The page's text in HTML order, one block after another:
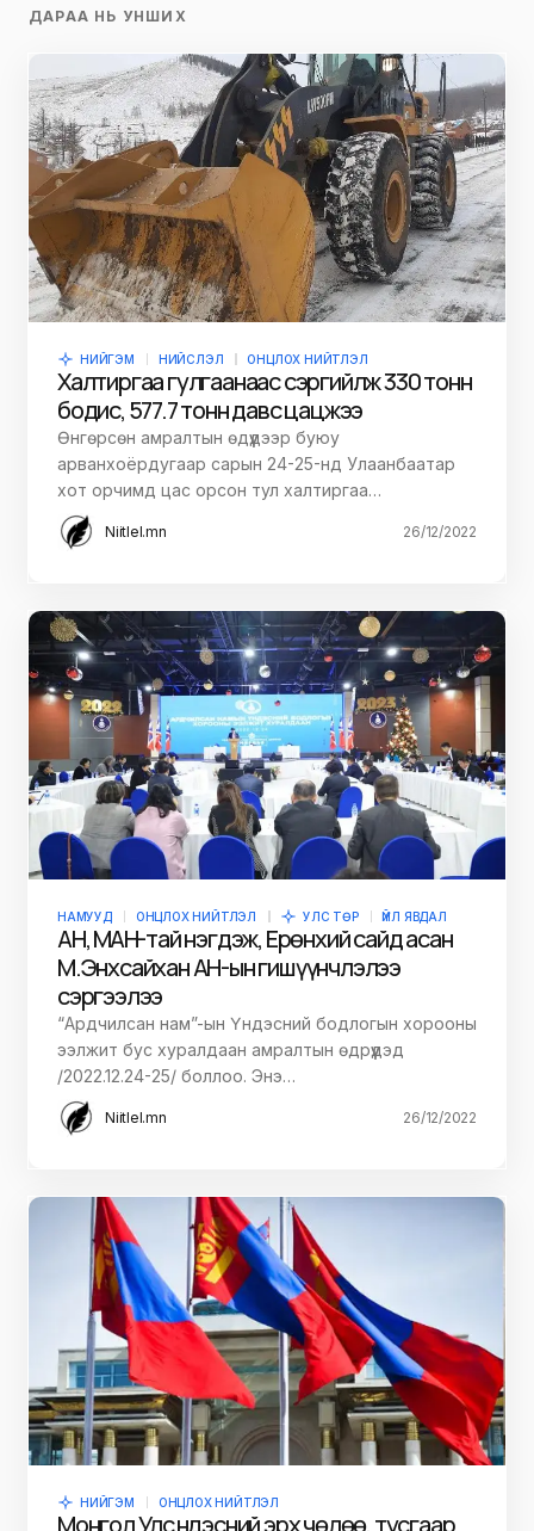
ДАРАА НЬ УНШИХ
НИЙГЭМ НИЙСЛЭЛ ОНЦЛОХ НИЙТЛЭЛ
Халтиргаа гулгаанаас сэргийлж 330 тонн
бодис, 577.7 тонн давс цацжээ
Өнгөрсөн амралтын өдүүдээр буюу
арванхоёрдугаар сарын 24-25-нд Улаанбаатар
хот орчимд цас орсон тул халтиргаа…
Niitlel.mn 26/12/2022
НАМУУД ОНЦЛОХ НИЙТЛЭЛ УЛС ТӨР ҮЙЛ ЯВДАЛ
АН, МҮАН-тай нэгдэж, Ерөнхий сайд асан
М.Энхсайхан АН-ын гишүүнчлэлээ
сэргээлээ
“Ардчилсан нам”-ын Үндэсний бодлогын хорооны
ээлжит бус хуралдаан амралтын өдрүүдэд
/2022.12.24-25/ боллоо. Энэ…
Niitlel.mn 26/12/2022
НИЙГЭМ ОНЦЛОХ НИЙТЛЭЛ